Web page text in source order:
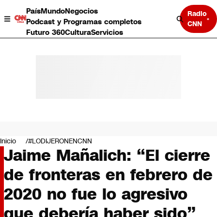
PaísMundoNegocios
Podcast y Programas completos
Futuro 360CulturaServicios
Radio
CNN
Negocios
Deportes
Programas completos
Cultura
Servicios
Bits
CNN tiempo
Inicio #LODIJERONENCNN
Jaime Mañalich: “El cierre
de fronteras en febrero de
2020 no fue lo agresivo